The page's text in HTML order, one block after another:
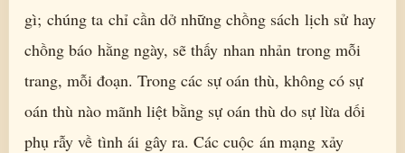
gì; chúng ta chỉ cần dở những chồng sách lịch sử hay
chồng báo hằng ngày, sẽ thấy nhan nhản trong mỗi
trang, mỗi đoạn. Trong các sự oán thù, không có sự
oán thù nào mãnh liệt bằng sự oán thù do sự lừa dối
phụ rẫy về tình ái gây ra. Các cuộc án mạng xảy